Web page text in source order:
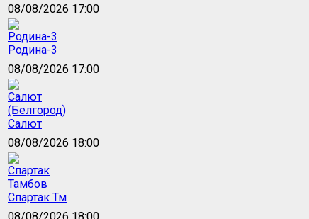
08/08/2026 17:00
Родина-3
08/08/2026 17:00
Салют
08/08/2026 18:00
Спартак Тм